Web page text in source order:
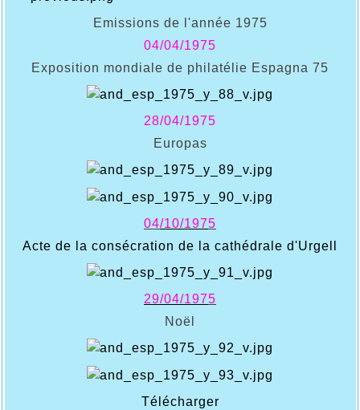
Emissions de l'année 1975
04/04/1975
Exposition mondiale de philatélie Espagna 75
28/04/1975
Europas
04/10/1975
Acte de la consécration de la cathédrale d'Urgell
29/04/1975
Noël
Télécharger